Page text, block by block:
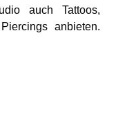
auch Tattoos,
anbieten.